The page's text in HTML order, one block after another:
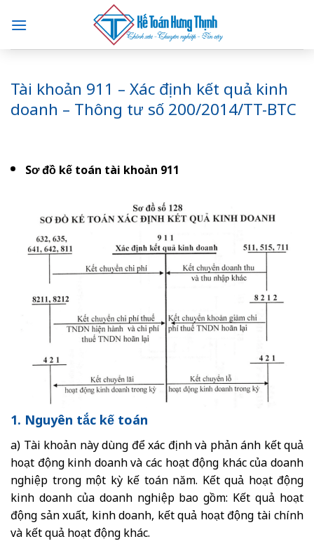
content
Tài khoản 911 – Xác định kết quả kinh
doanh – Thông tư số 200/2014/TT-BTC
Sơ đồ kế toán tài khoản 911
1. Nguyên tắc kế toán
a) Tài khoản này dùng để xác định và phản ánh kết quả
hoạt động kinh doanh và các hoạt động khác của doanh
nghiệp trong một kỳ kế toán năm. Kết quả hoạt động
kinh doanh của doanh nghiệp bao gồm: Kết quả hoạt
động sản xuất, kinh doanh, kết quả hoạt động tài chính
và kết quả hoạt động khác.